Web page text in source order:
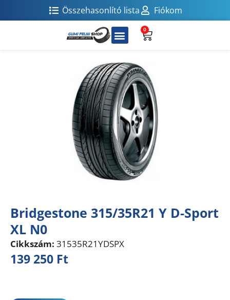
Összehasonlító lista Fiókom
0
Bridgestone 315/35R21 Y D-Sport
XL N0
Cikkszám: 31535R21YDSPX
139 250 Ft